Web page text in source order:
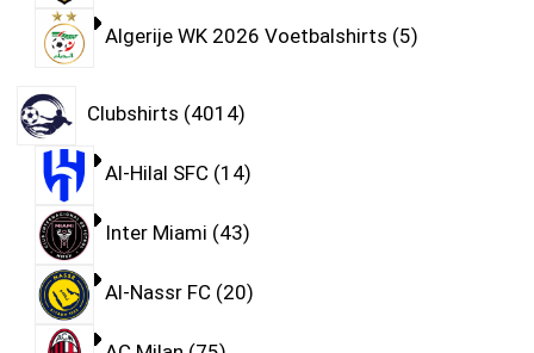
Algerije WK 2026 Voetbalshirts 5
Clubshirts 4014
Al-Hilal SFC 14
Inter Miami 43
Al-Nassr FC 20